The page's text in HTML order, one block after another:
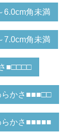
6.0cm角未満
7.0cm角未満
■□□□□
らかさ■■■□□
らかさ■■■■■